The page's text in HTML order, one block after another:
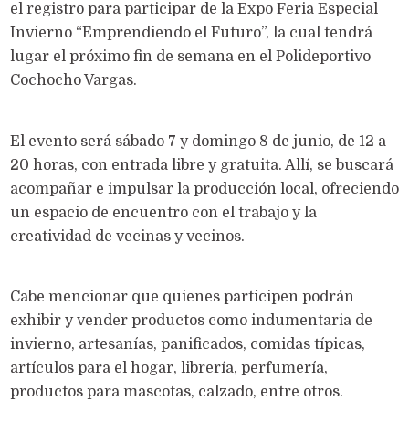
el registro para participar de la Expo Feria Especial
Invierno “Emprendiendo el Futuro”, la cual tendrá
lugar el próximo fin de semana en el Polideportivo
Cochocho Vargas.
El evento será sábado 7 y domingo 8 de junio, de 12 a
20 horas, con entrada libre y gratuita. Allí, se buscará
acompañar e impulsar la producción local, ofreciendo
un espacio de encuentro con el trabajo y la
creatividad de vecinas y vecinos.
Cabe mencionar que quienes participen podrán
exhibir y vender productos como indumentaria de
invierno, artesanías, panificados, comidas típicas,
artículos para el hogar, librería, perfumería,
productos para mascotas, calzado, entre otros.